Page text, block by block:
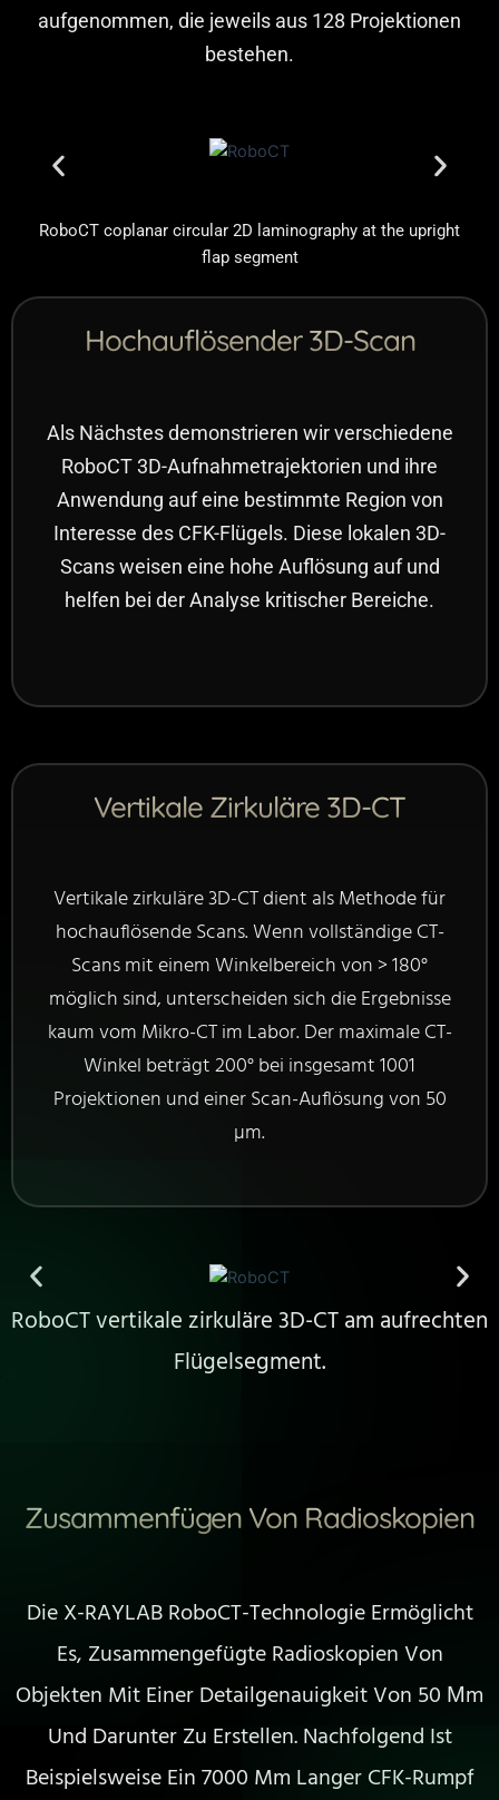
aufgenommen, die jeweils aus 128 Projektionen
bestehen.
RoboCT coplanar circular 2D laminography at the upright
flap segment
Hochauflösender 3D-Scan
Als Nächstes demonstrieren wir verschiedene
RoboCT 3D-Aufnahmetrajektorien und ihre
Anwendung auf eine bestimmte Region von
Interesse des CFK-Flügels. Diese lokalen 3D-
Scans weisen eine hohe Auflösung auf und
helfen bei der Analyse kritischer Bereiche.
Vertikale Zirkuläre 3D-CT
Vertikale zirkuläre 3D-CT dient als Methode für
hochauflösende Scans. Wenn vollständige CT-
Scans mit einem Winkelbereich von > 180°
möglich sind, unterscheiden sich die Ergebnisse
kaum vom Mikro-CT im Labor. Der maximale CT-
Winkel beträgt 200° bei insgesamt 1001
Projektionen und einer Scan-Auflösung von 50
µm.
RoboCT vertikale zirkuläre 3D-CT am aufrechten
Flügelsegment.
Zusammenfügen Von Radioskopien
Die X-RAYLAB RoboCT-Technologie Ermöglicht
Es, Zusammengefügte Radioskopien Von
Objekten Mit Einer Detailgenauigkeit Von 50 Μm
Und Darunter Zu Erstellen. Nachfolgend Ist
Beispielsweise Ein 7000 Mm Langer CFK-Rumpf